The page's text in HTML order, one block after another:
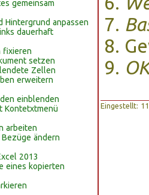
gemeinsam
Hintergrund anpassen
dauerhaft
fixieren
setzen
Zellen
erweitern
einblenden
Kontetxtmenü
arbeiten
ändern
2013
eines kopierten
OK
Eingestellt: